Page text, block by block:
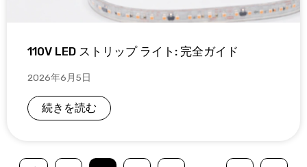
110V LED ストリップ ライト: 完全ガイド
2026年6月5日
続きを読む